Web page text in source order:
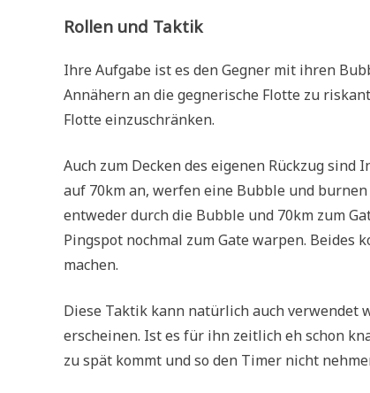
Rollen und Taktik
Ihre Aufgabe ist es den Gegner mit ihren
Annähern an die gegnerische Flotte zu
Flotte einzuschränken.
Auch zum Decken des eigenen Rückzug
auf 70km an, werfen eine Bubble und
entweder durch die Bubble und 70km zum
Pingspot nochmal zum Gate warpen. Beides
machen.
Diese Taktik kann natürlich auch verwendet
erscheinen. Ist es für ihn zeitlich eh schon
zu spät kommt und so den Timer nicht